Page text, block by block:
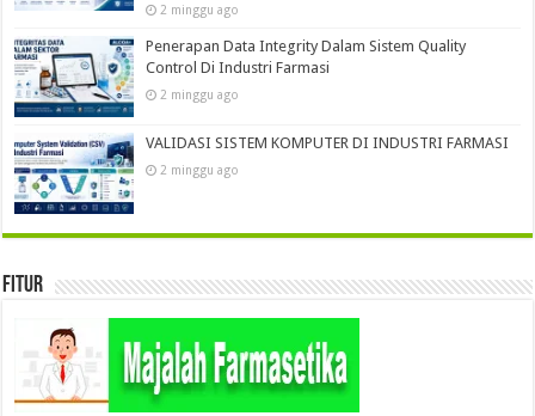
2 minggu ago
Penerapan Data Integrity Dalam Sistem Quality
Control Di Industri Farmasi
2 minggu ago
VALIDASI SISTEM KOMPUTER DI INDUSTRI FARMASI
2 minggu ago
Fitur